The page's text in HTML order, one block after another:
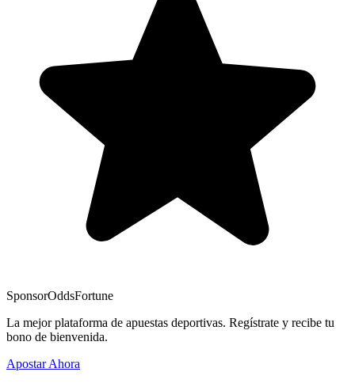
SponsorOddsFortune
La mejor plataforma de apuestas deportivas. Regístrate y recibe tu
bono de bienvenida.
Apostar Ahora